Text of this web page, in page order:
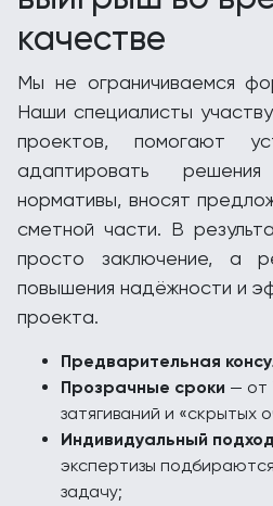
качестве
Мы не ограничиваемся
Наши специалисты
проектов, помогают
адаптировать
нормативы, вносят
сметной части. В
просто заключение, а
повышения надёжности и
проекта.
Предварительная
Прозрачные сроки — от
затягиваний и «скрытых
Индивидуальный подход
экспертизы
задачу;